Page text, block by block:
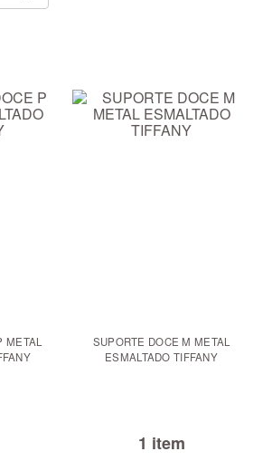
METAL
SUPORTE DOCE M METAL
ESMALTADO TIFFANY
1 item